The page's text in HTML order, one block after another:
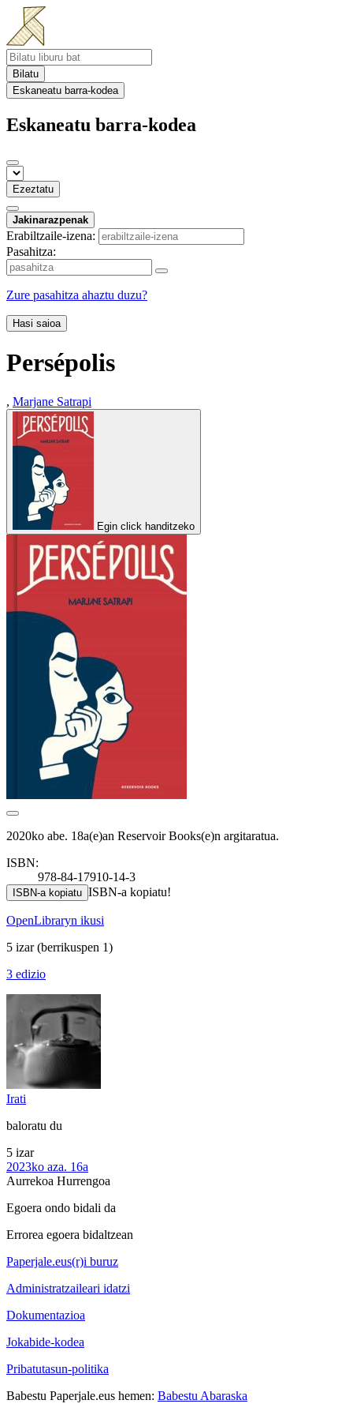
Bilatu
Eskaneatu barra-kodea
Eskaneatu barra-kodea
Ezeztatu
Jakinarazpenak
Erabiltzaile-izena:
Pasahitza:
Zure pasahitza ahaztu duzu?
Hasi saioa
Persépolis
, Marjane Satrapi
Egin click handitzeko
2020ko abe. 18a(e)an Reservoir Books(e)n argitaratua.
ISBN:
978-84-17910-14-3
ISBN-a kopiatu ISBN-a kopiatu!
OpenLibraryn ikusi
5 izar(berrikuspen 1)
3 edizio
Irati
baloratu du
5 izar
2023ko aza. 16a
Aurrekoa Hurrengoa
Egoera ondo bidali da
Errorea egoera bidaltzean
Paperjale.eus(r)i buruz
Administratzaileari idatzi
Dokumentazioa
Jokabide-kodea
Pribatutasun-politika
Babestu Paperjale.eus hemen: Babestu Abaraska